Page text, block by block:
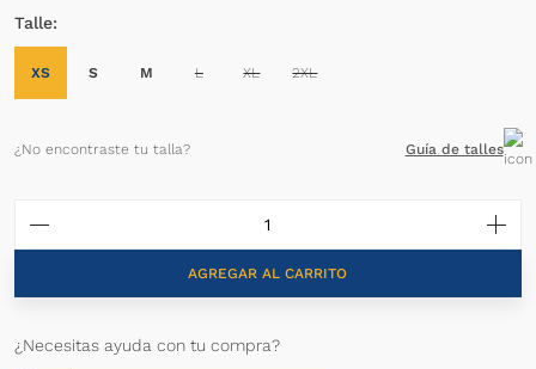
Talle
XS S M L XL 2XL
¿No encontraste tu talla? Guía de talles
AGREGAR AL CARRITO
¿Necesitas ayuda con tu compra?